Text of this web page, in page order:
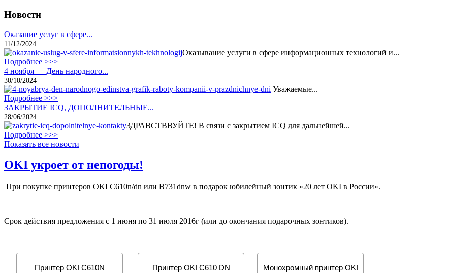
Новости
Оказание услуг в сфере...
11/12/2024
Оказывание услуги в сфере информационных технологий и...
Подробнее >>>
4 ноября — День народного...
30/10/2024
Уважаемые...
Подробнее >>>
ЗАКРЫТИЕ ICQ, ДОПОЛНИТЕЛЬНЫЕ...
28/06/2024
ЗДРАВСТВВУЙТЕ! В связи с закрытием ICQ для дальнейшей...
Подробнее >>>
Показать все новости
OKI укроет от непогоды!
При покупке принтеров OKI С610n/dn или B731dnw в подарок юбилейный зонтик «20 лет OKI в России».
Срок действия предложения с 1 июня по 31 июля 2016г (или до окончания подарочных зонтиков).
Принтер OKI C610N Принтер OKI С610 DN
Монохромный принтер OKI